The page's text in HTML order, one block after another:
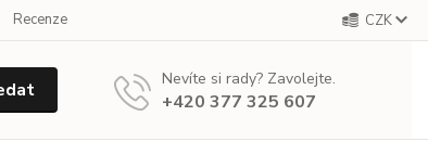
Recenze CZK
Nevíte si rady? Zavolejte.
+420 377 325 607